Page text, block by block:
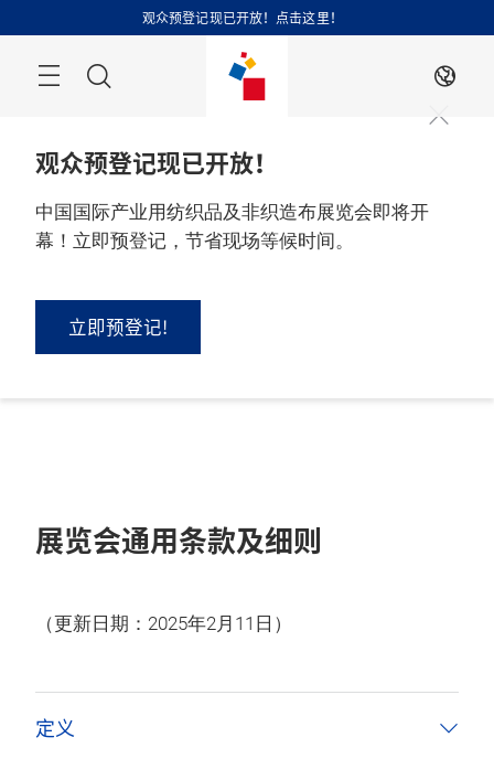
过
观众预登记现已开放！点击这里！
ZH
观众预登记现已开放！
中国国际产业用纺织品及非织造布展览会即将开
幕！立即预登记，节省现场等候时间。
立即预登记!
展览会通用条款及细则
（更新日期：2025年2月11日）
定义